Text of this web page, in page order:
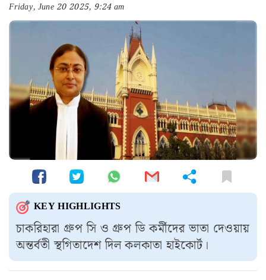
Friday, June 20 2025, 9:24 am
KEY HIGHLIGHTS
চাকরিহারা গ্রুপ সি ও গ্রুপ ডি কর্মীদের ভাতা দেওয়ায়
অন্তর্বতী স্থগিতাদেশ দিল কলকাতা হাইকোর্ট।